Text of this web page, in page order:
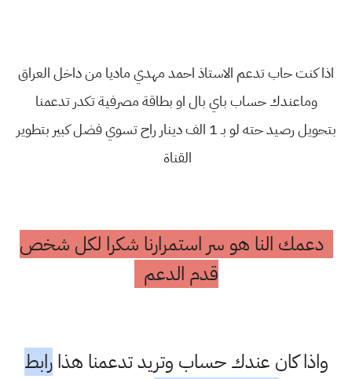
اذا كنت حاب تدعم الاستاذ احمد مهدي ماديا من داخل العراق
وماعندك حساب باي بال او بطاقة مصرفية تكدر تدعمنا
بتحويل رصيد حته لو بـ 1 الف دينار راح تسوي فضل كبير بتطوير
القناة
دعمك النا هو سر استمرارنا شكرا لكل شخص
قدم الدعم
واذا كان عندك حساب وتريد تدعمنا هذارابط